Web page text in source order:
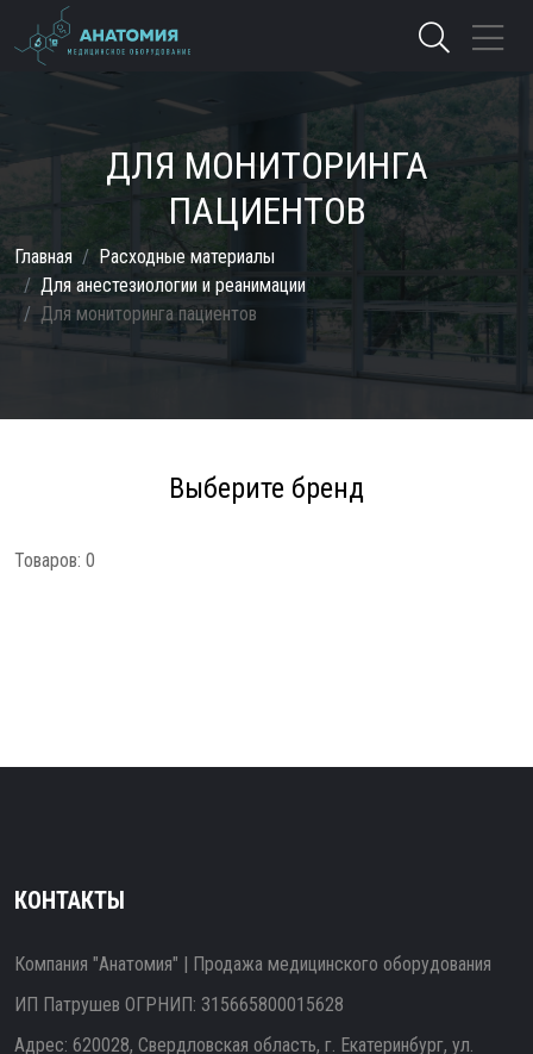
ДЛЯ МОНИТОРИНГА
ПАЦИЕНТОВ
Главная
Расходные материалы
Для анестезиологии и реанимации
Для мониторинга пациентов
Выберите бренд
Товаров: 0
КОНТАКТЫ
Компания "Анатомия" | Продажа медицинского оборудования
ИП Патрушев ОГРНИП: 315665800015628
Адрес: 620028, Свердловская область, г. Екатеринбург, ул.